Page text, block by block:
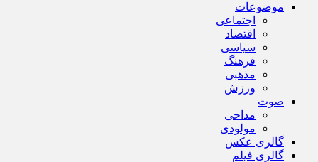
موضوعات
اجتماعی
اقتصاد
سیاسی
فرهنگ
مذهبی
ورزش
صوت
مداحی
مولودی
گالری عکس
گالری فیلم